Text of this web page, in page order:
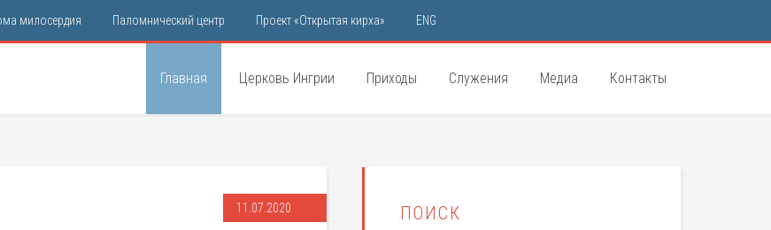
милосердия Паломнический центр Проект «Открытая кирха» ENG
Главная Церковь Ингрии Приходы Служения Медиа Контакты
11.07.2020 ПОИСК